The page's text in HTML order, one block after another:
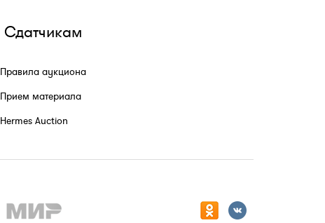
Сдатчикам
Правила аукциона
Прием материала
Hermes Auction